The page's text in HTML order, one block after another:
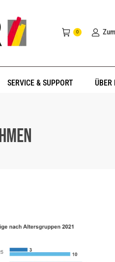
0
SERVICE & SUPPORT ÜBER